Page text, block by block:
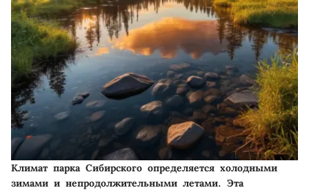
Климат парка Сибирского определяется холодными
зимами и непродолжительными летами. Эта